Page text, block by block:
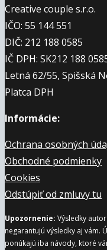
Creative couple s.r.o.
IČO: 55 144 551
DIČ: 212 188 0585
IČ DPH: SK212 188
Letná 62/55, Spišská
Platca DPH
Informácie:
Ochrana osobných
Obchodné podmienky
Cookies
Odstúpiť od zmluvy tu
Upozornenie: Výsledky
negarantujú výsledky aj vám.
ponúkajú iba návody, ktoré